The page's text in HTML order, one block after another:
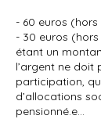
- 60 euros
- 30 euros
étant un
l’argent ne doit
participation,
d’allocations
pensionné.e…